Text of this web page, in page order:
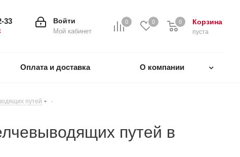
0 0 Корзина
0
пуста
0
Войти
Мой кабинет
33
Оплата и доставка О компании
путей
-
путей в